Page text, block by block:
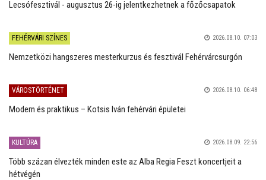
Lecsófesztivál - augusztus 26-ig jelentkezhetnek a főzőcsapatok
FEHÉRVÁRI SZÍNES 2026.08.10. 07:03
Nemzetközi hangszeres mesterkurzus és fesztivál Fehérvárcsurgón
VÁROSTÖRTÉNET 2026.08.10. 06:48
Modern és praktikus – Kotsis Iván fehérvári épületei
KULTÚRA 2026.08.09. 22:56
Több százan élvezték minden este az Alba Regia Feszt koncertjeit a
hétvégén